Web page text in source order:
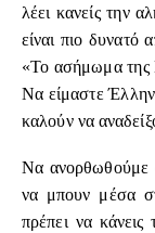
λέει κανείς την
είναι πιο δυνατό
«Το ασήμωμα της
Να είμαστε
καλούν να
Να ανορθωθούμε
να μπουν μέσα
πρέπει να